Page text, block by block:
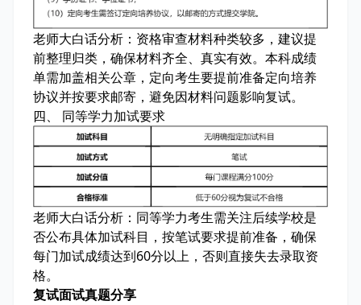
老师大白话分析： 资格审查材料种类较多，建议提
前整理归类，确保材料齐全、真实有效。本科成绩
单需加盖相关公章，定向考生要提前准备定向培养
协议并按要求邮寄，避免因材料问题影响复试。
四、 同等学力加试要求
老师大白话分析： 同等学力考生需关注后续学校是
否公布具体加试科目，按笔试要求提前准备，确保
每门加试成绩达到60分以上，否则直接失去录取资
格。
复试面试真题分享